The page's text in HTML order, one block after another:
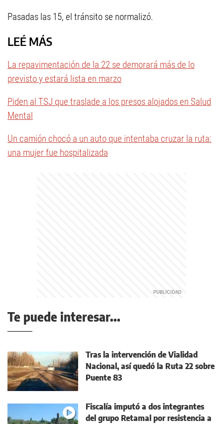
Pasadas las 15, el tránsito se normalizó.
LEÉ MÁS
La repavimentación de la 22 se demorará más de lo
previsto y estará lista en marzo
Piden al TSJ que traslade a los presos alojados en Salud
Mental
Un camión chocó a un auto que intentaba cruzar la ruta:
una mujer fue hospitalizada
Te puede interesar...
Tras la intervención de Vialidad
Nacional, así quedó la Ruta 22 sobre
Puente 83
Fiscalía imputó a dos integrantes
del grupo Retamal por resistencia a